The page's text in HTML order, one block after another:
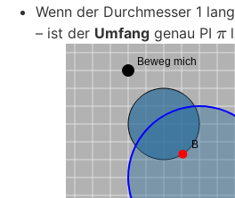
Wenn der Durchmesser 1
– ist der Umfang genau PI π
Beweg mich
B